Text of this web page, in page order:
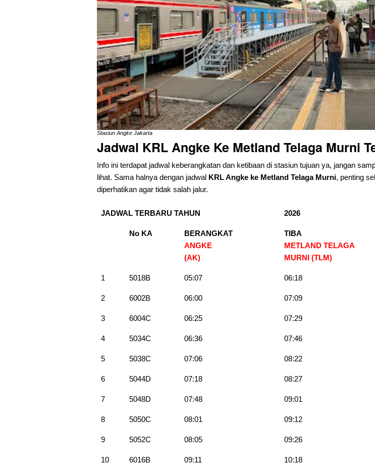
Stasiun Angke Jakarta
Jadwal KRL Angke Ke Metland Telaga Murni
Info ini terdapat jadwal keberangkatan dan ketibaan di stasiun tujuan ya, jangan
lihat. Sama halnya dengan jadwal KRL Angke ke Metland Telaga Murni, penting
diperhatikan agar tidak salah jalur.
JADWAL TERBARU TAHUN 2026
No KA
BERANGKAT
ANGKE
(AK)
TIBA
METLAND TELAGA
MURNI (TLM)
1 5018B 05:07 06:18
2 6002B 06:00 07:09
3 6004C 06:25 07:29
4 5034C 06:36 07:46
5 5038C 07:06 08:22
6 5044D 07:18 08:27
7 5048D 07:48 09:01
8 5050C 08:01 09:12
9 5052C 08:05 09:26
10 6016B 09:11 10:18